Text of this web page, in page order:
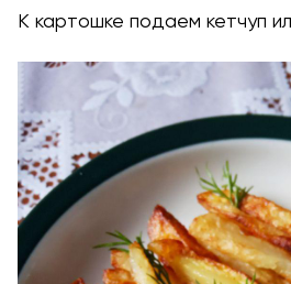
К картошке подаем кетчуп